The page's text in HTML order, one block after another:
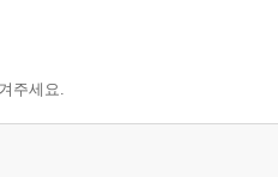
주세요.